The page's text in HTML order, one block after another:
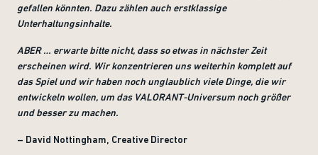
gefallen könnten. Dazu zählen auch erstklassige
Unterhaltungsinhalte.
ABER … erwarte bitte nicht, dass so etwas in nächster Zeit
erscheinen wird. Wir konzentrieren uns weiterhin komplett auf
das Spiel und wir haben noch unglaublich viele Dinge, die wir
entwickeln wollen, um das VALORANT-Universum noch größer
und besser zu machen.
– David Nottingham, Creative Director